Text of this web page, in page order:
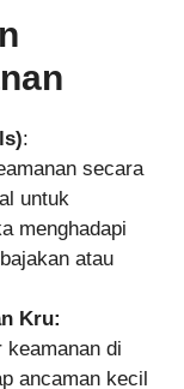
:
secara
untuk
menghadapi
atau
Kru:
keamanan di
ancaman kecil